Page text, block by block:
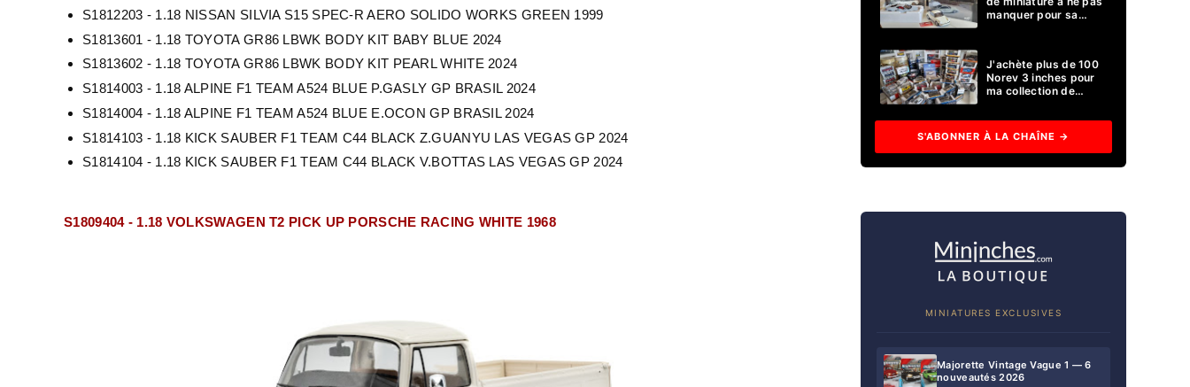
S1812203 - 1.18 NISSAN SILVIA S15 SPEC-R AERO SOLIDO WORKS GREEN 1999
S1813601 - 1.18 TOYOTA GR86 LBWK BODY KIT BABY BLUE 2024
S1813602 - 1.18 TOYOTA GR86 LBWK BODY KIT PEARL WHITE 2024
S1814003 - 1.18 ALPINE F1 TEAM A524 BLUE P.GASLY GP BRASIL 2024
S1814004 - 1.18 ALPINE F1 TEAM A524 BLUE E.OCON GP BRASIL 2024
S1814103 - 1.18 KICK SAUBER F1 TEAM C44 BLACK Z.GUANYU LAS VEGAS GP 2024
S1814104 - 1.18 KICK SAUBER F1 TEAM C44 BLACK V.BOTTAS LAS VEGAS GP 2024
S1809404 - 1.18 VOLKSWAGEN T2 PICK UP PORSCHE RACING WHITE 1968
manquer pour sa
J'achète plus de 100
Norev 3 inches pour
ma collection de
S'ABONNER À LA CHAÎNE →
MINIATURES EXCLUSIVES
Majorette Vintage Vague 1 — 6
nouveautés 2026